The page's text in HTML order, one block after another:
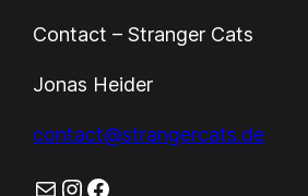
Contact – Stranger Cats
Jonas Heider
contact@strangercats.de
E-MailInstagram
Facebook